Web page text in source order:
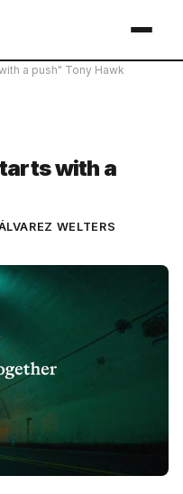
a push" Tony Hawk
with a
WELTERS